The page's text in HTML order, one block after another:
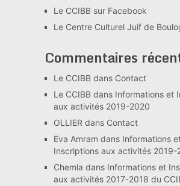
Le CCIBB sur Facebook
Le Centre Culturel Juif de
Commentaires
Le CCIBBdans Contact
Le CCIBBdans Informations et
aux activités 2019-2020
OLLIER dans Contact
Eva Amram dans Informations
Inscriptions aux activités 2019-
Chemla dans Informations et
aux activités 2017-2018 du